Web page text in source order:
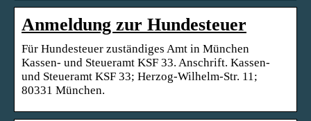
Anmeldung zur Hundesteuer
Für Hundesteuer zuständiges Amt in München
Kassen- und Steueramt KSF 33. Anschrift. Kassen-
und Steueramt KSF 33; Herzog-Wilhelm-Str. 11;
80331 München.